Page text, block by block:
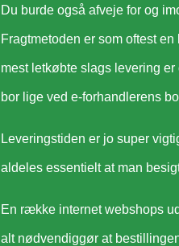
Du burde også afveje for og
Fragtmetoden er som oftest
mest letkøbte slags levering
bor lige ved e-forhandlerens
Leveringstiden er jo super
aldeles essentielt at man
En række internet webshops
alt nødvendiggør at